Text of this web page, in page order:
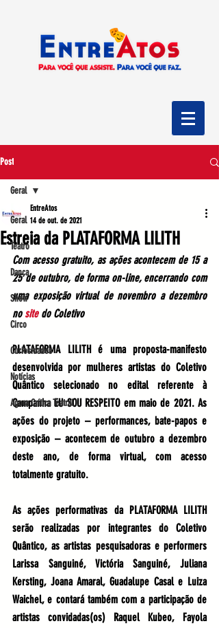
Post
Geral
Teatro
Dança
Show
Circo
Curiosidades
Notícias
Agora Crítica Teatral
Geral
Estreia da PLATAFORMA LILITH
EntreAtos
14 de out. de 2021
Com acesso gratuito, as ações acontecem de 15 a
25 de outubro, de forma on-line, encerrando com
uma exposição virtual de novembro a dezembro
no site do Coletivo
PLATAFORMA LILITH é uma proposta-manifesto
desenvolvida por mulheres artistas do Coletivo
Quântico
selecionado no edital referente à
Campanha EU SOU RESPEITO em maio de 2021. As
ações do projeto – performances, bate-papos e
exposição – acontecem de
deste ano, de forma virtual, com acesso
totalmente gratuito.
As ações performativas da PLATAFORMA LILITH
serão realizadas por integrantes do Coletivo
Larissa Sanguiné, Victória Sanguiné, Juliana
Kersting, Joana Amaral, Guadalupe Casal e Luiza
Waichel, e contará também com a participação de
artistas convidadas(os) Raquel Kubeo, Fayola